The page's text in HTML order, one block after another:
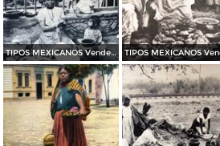
TIPOS MEXICANOS Vendedora de Tortillas